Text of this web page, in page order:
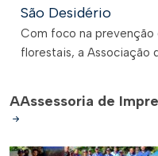
São Desidério
Com foco na prevenção
florestais, a Associação
AAssessoria de